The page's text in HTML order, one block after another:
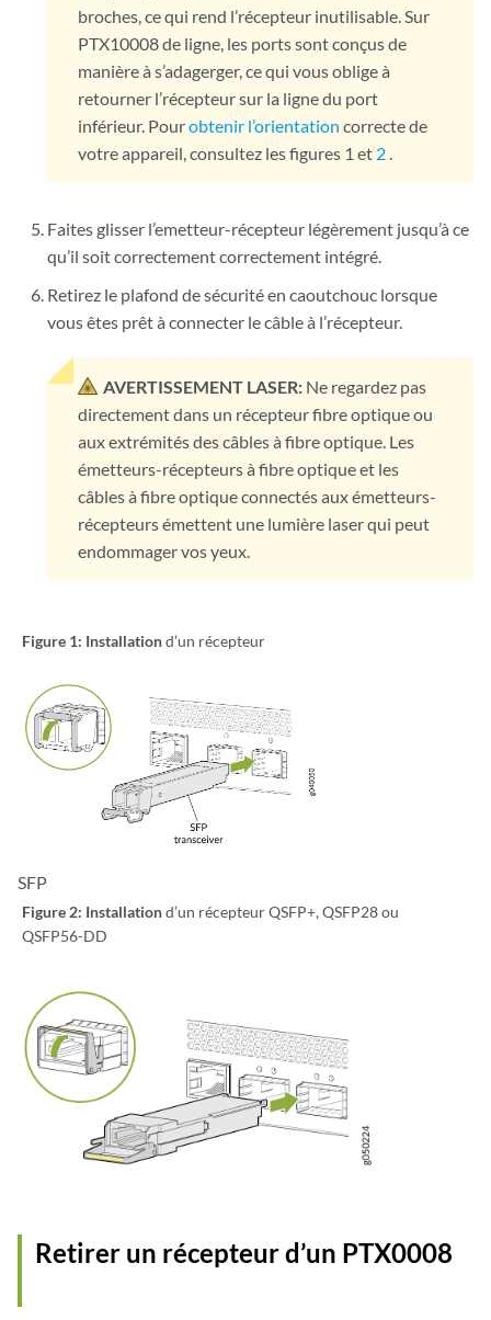
broches, ce qui rend l’récepteur inutilisable. Sur
PTX10008 de ligne, les ports sont conçus de
manière à s’adagerger, ce qui vous oblige à
retourner l’récepteur sur la ligne du port
inférieur. Pourobtenir l’orientation correcte de
votre appareil, consultez les figures 1 et 2 .
Faites glisser l’emetteur-récepteur légèrement jusqu’à ce
qu’il soit correctement correctement intégré.
Retirez le plafond de sécurité en caoutchouc lorsque
vous êtes prêt à connecter le câble à l’récepteur.
AVERTISSEMENT LASER: Ne regardez pas
directement dans un récepteur fibre optique ou
aux extrémités des câbles à fibre optique. Les
émetteurs-récepteurs à fibre optique et les
câbles à fibre optique connectés aux émetteurs-
récepteurs émettent une lumière laser qui peut
endommager vos yeux.
Figure 1: Installationd’un récepteur
SFP
Figure 2: Installationd’un récepteur QSFP+, QSFP28 ou
QSFP56-DD
Retirer un récepteur d’un PTX0008